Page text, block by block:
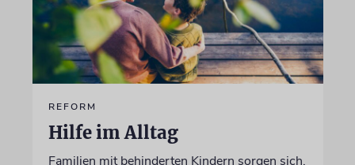
REFORM
Hilfe im Alltag
Familien mit behinderten Kindern sorgen sich,